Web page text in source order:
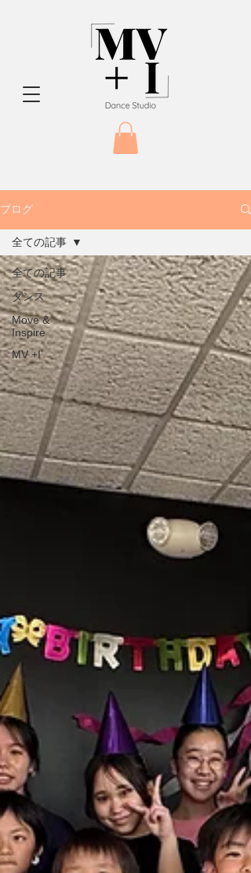
ブログ
全ての記事
ダンス
Move &
Inspire
MV +I
全ての記事